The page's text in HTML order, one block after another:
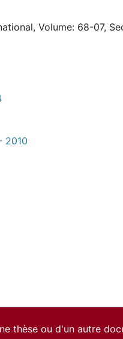
Volume: 68-07,
2010
thèse ou d'un autre